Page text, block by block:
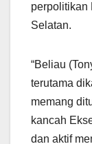
perpolitikan
Selatan.
“Beliau
terutama
memang
kancah
dan aktif